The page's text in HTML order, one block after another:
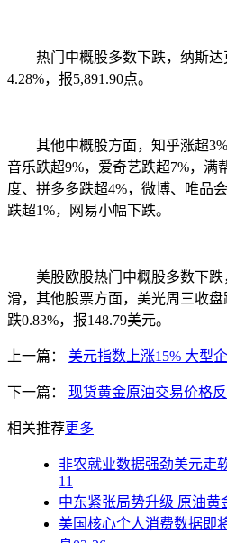
热门中概股多数下跌，纳斯达
4.28%，报5,891.90点。
其他中概股方面，知乎涨超3%
音乐跌超9%，爱奇艺跌超7%，满
度、拼多多跌超4%，微博、唯品
跌超1%，网易小幅下跌。
美股欧股热门中概股多数下跌
滑，其他股票方面，美光周三收
跌0.83%，报148.79美元。
上一篇： 美元指数上涨15% 大型
下一篇： 现货黄金原油交易价格
相关推荐更多
非农就业数据强劲美元走
11
中东紧张局势升级 原油黄
美国核心个人消费数据即